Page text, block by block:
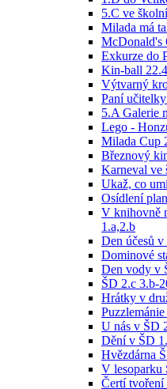
5.C ve
Milada má
McDonald's
Exkurze do
Kin-ball
Výtvarný
Paní
5.A Galerie
Lego -
Milada Cup
Březnový
Karneval ve
Ukaž, co
Osídlení
V knihovně
1.a,2.b
Den účesů v
Dominové
Den vody v
ŠD 2.c 3.b-
Hrátky v
U nás v ŠD
Dění v ŠD
Hvězdárna
V lesoparku
Čertí